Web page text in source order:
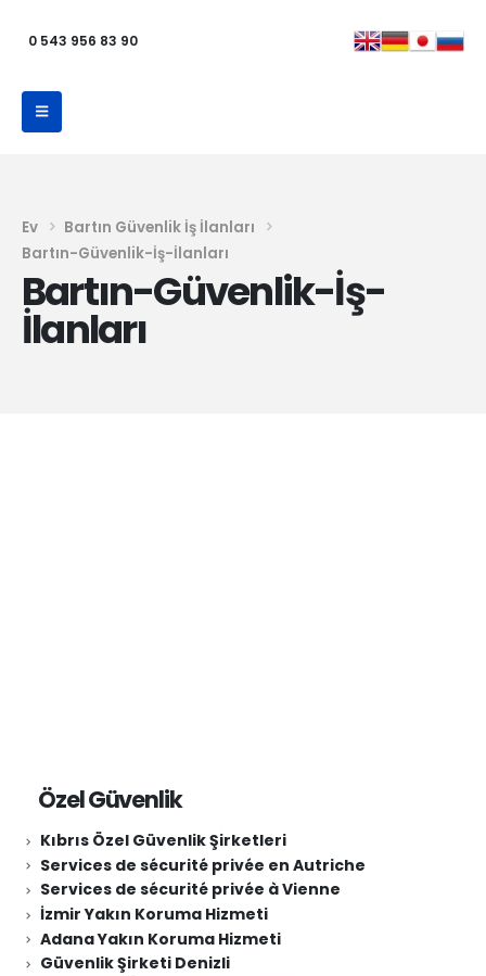
0 543 956 83 90
Ev
Bartın Güvenlik İş İlanları
Bartın-Güvenlik-İş-İlanları
Bartın-Güvenlik-İş-
İlanları
Özel Güvenlik
Kıbrıs Özel Güvenlik Şirketleri
Services de sécurité privée en Autriche
Services de sécurité privée à Vienne
İzmir Yakın Koruma Hizmeti
Adana Yakın Koruma Hizmeti
Güvenlik Şirketi Denizli